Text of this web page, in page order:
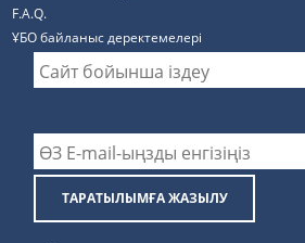
F.A.Q.
ҰБО байланыс деректемелерi
ТАРАТЫЛЫМҒА ЖАЗЫЛУ